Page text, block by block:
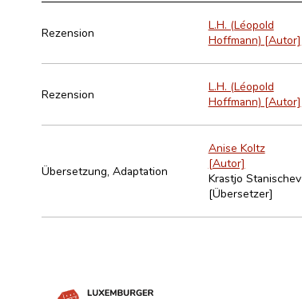
Rezension
L.H. (Léopold
Hoffmann) [Autor]
Rezension
L.H. (Léopold
Hoffmann) [Autor]
Übersetzung, Adaptation
Anise Koltz
[Autor]
Krastjo Stanischev
[Übersetzer]